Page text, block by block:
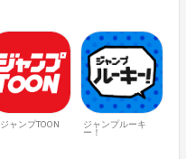
ジャンプTOON
ジャンプルーキ
ー！